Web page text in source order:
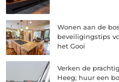
Wonen aan de
beveiligingstips
het Gooi
Verken de
Heeg; huur een